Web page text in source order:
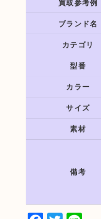
買取参考例
ブランド名
カテゴリ
型番
カラー
サイズ
素材
備考